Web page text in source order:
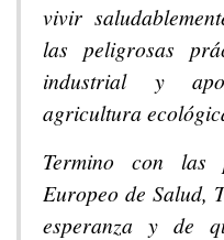
vivir
las peligrosas
industrial y
agricultura
Termino con las
Europeo de Salud,
esperanza y de